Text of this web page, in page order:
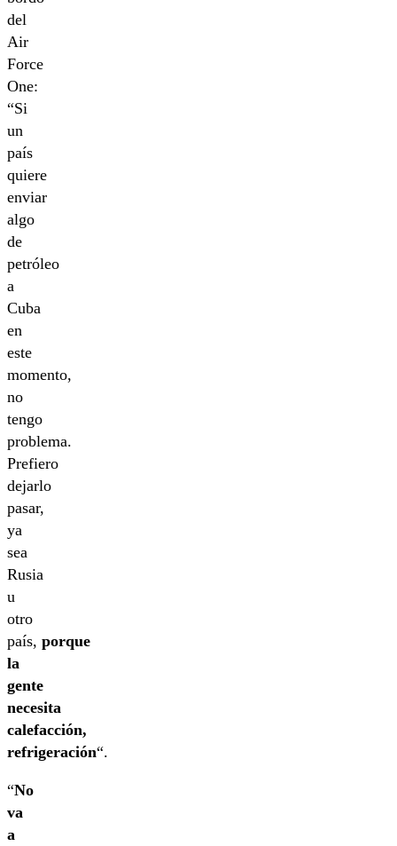
del
Air
Force
One:
“Si
un
país
quiere
enviar
algo
de
petróleo
a
Cuba
en
este
momento,
no
tengo
problema.
Prefiero
dejarlo
pasar,
ya
sea
Rusia
u
otro
país, porque
la
gente
necesita
calefacción,
refrigeración“.
“No
va
a